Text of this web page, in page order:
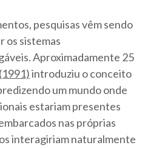
pesquisas vêm sendo
os sistemas
Aproximadamente 25
introduziu o conceito
um mundo onde
estariam presentes
nas próprias
interagiriam naturalmente